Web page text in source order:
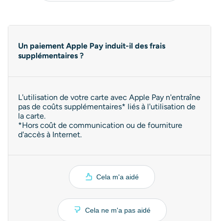
Un paiement Apple Pay induit-il des frais
supplémentaires ?
L'utilisation de votre carte avec Apple Pay n'entraîne
pas de coûts supplémentaires* liés à l'utilisation de
la carte.
*Hors coût de communication ou de fourniture
d'accès à Internet.
Cela m'a aidé
Cela ne m'a pas aidé